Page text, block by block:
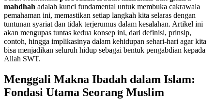
mahdhah adalah kunci fundamental untuk membuka cakrawala
pemahaman ini, memastikan setiap langkah kita selaras dengan
tuntunan syariat dan tidak terjerumus dalam kesalahan. Artikel ini
akan mengupas tuntas kedua konsep ini, dari definisi, prinsip,
contoh, hingga implikasinya dalam kehidupan sehari-hari agar kita
bisa menjadikan seluruh hidup sebagai bentuk pengabdian kepada
Allah SWT.
Menggali Makna Ibadah dalam Islam:
Fondasi Utama Seorang Muslim